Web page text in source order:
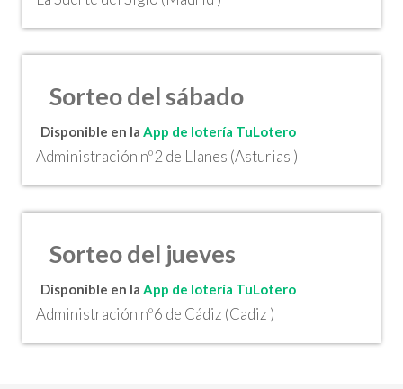
Sorteo del sábado
Disponible en la App de lotería TuLotero
Administración nº2 de Llanes (Asturias )
Sorteo del jueves
Disponible en la App de lotería TuLotero
Administración nº6 de Cádiz (Cadiz )